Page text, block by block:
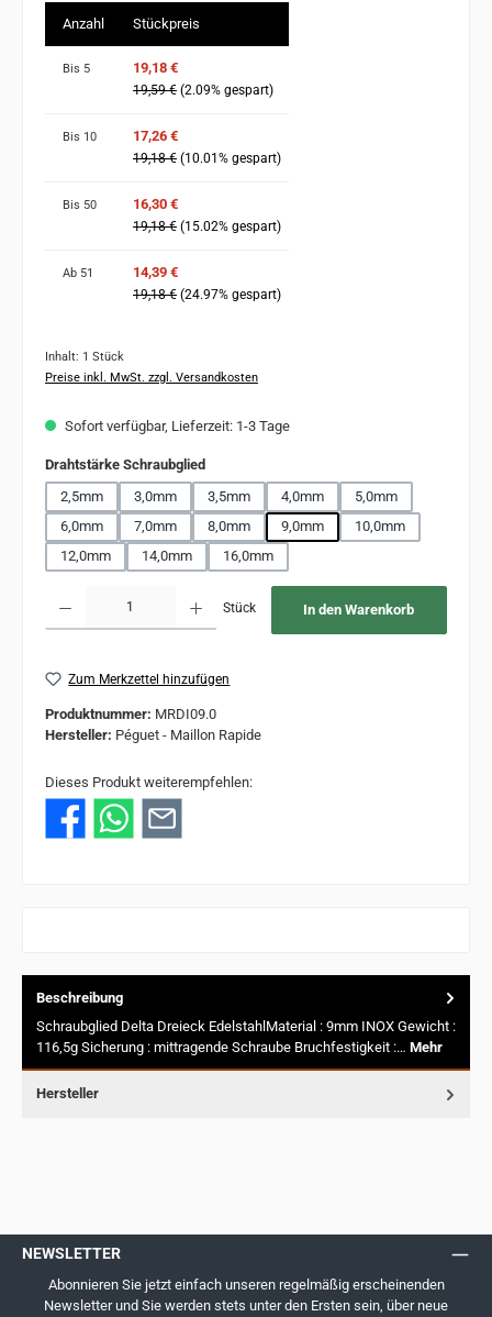
Anzahl Stückpreis
Bis 5 19,18 €
19,59 € (2.09% gespart)
Bis 10 17,26 €
19,18 € (10.01% gespart)
Bis 50 16,30 €
19,18 € (15.02% gespart)
Ab 51 14,39 €
19,18 € (24.97% gespart)
Inhalt: 1 Stück
Preise inkl. MwSt. zzgl. Versandkosten
Sofort verfügbar, Lieferzeit: 1-3 Tage
Drahtstärke Schraubgliedauswählen
2,5mm
3,0mm 3,5mm 4,0mm
5,0mm
6,0mm
7,0mm 8,0mm 9,0mm
10,0mm
12,0mm
14,0mm 16,0mm
Stück In den Warenkorb
Zum Merkzettel hinzufügen
Produktnummer: MRDI09.0
Hersteller: Péguet - Maillon Rapide
Dieses Produkt weiterempfehlen:
Beschreibung
Schraubglied Delta Dreieck EdelstahlMaterial : 9mm INOX Gewicht :
116,5g Sicherung : mittragende Schraube Bruchfestigkeit :… Mehr
Hersteller
NEWSLETTER
Abonnieren Sie jetzt einfach unseren regelmäßig erscheinenden
Newsletter und Sie werden stets unter den Ersten sein, über neue